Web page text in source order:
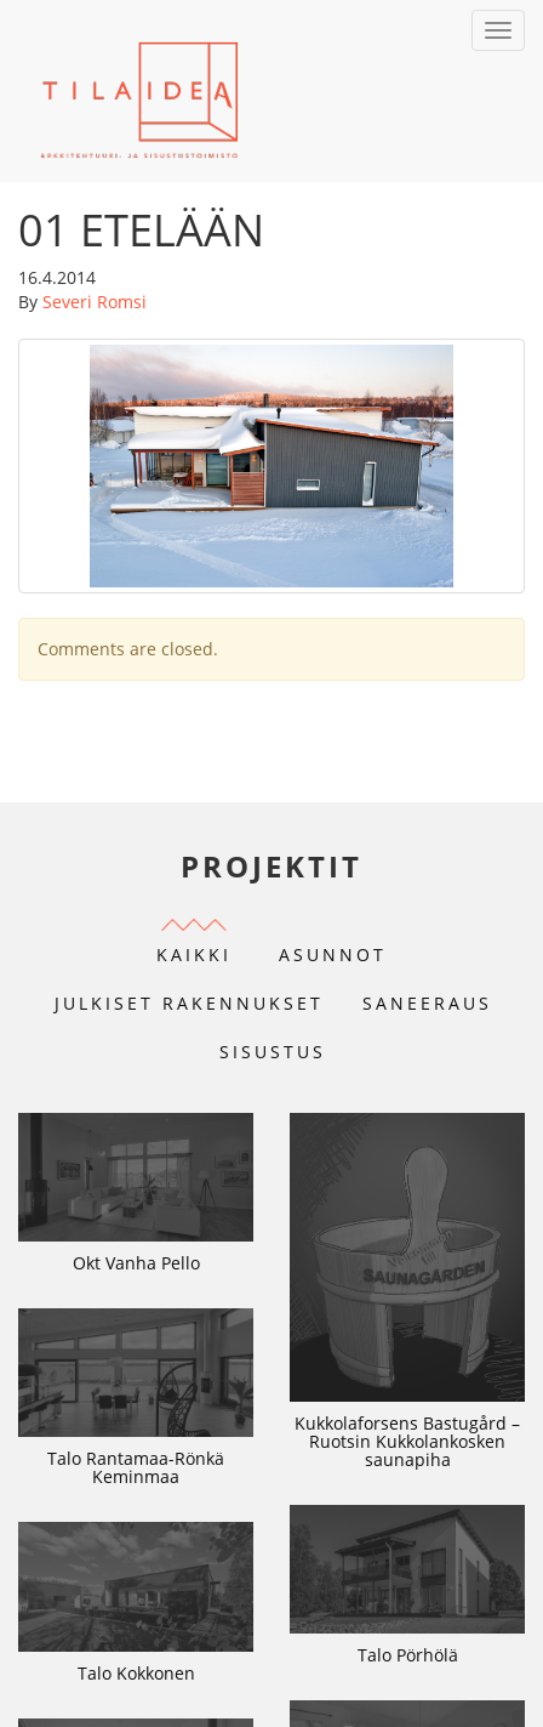
01 ETELÄÄN
16.4.2014
By Severi Romsi
Comments are closed.
PROJEKTIT
KAIKKI ASUNNOT
JULKISET RAKENNUKSET SANEERAUS
SISUSTUS
Okt Vanha Pello
Kukkolaforsens Bastugård –
Ruotsin Kukkolankosken
saunapiha
Talo Rantamaa-Rönkä
Keminmaa
Talo Pörhölä
Talo Kokkonen